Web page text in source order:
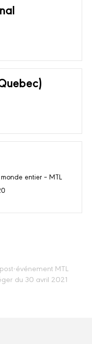
entier – MTL
événement MTL
du 30 avril 2021